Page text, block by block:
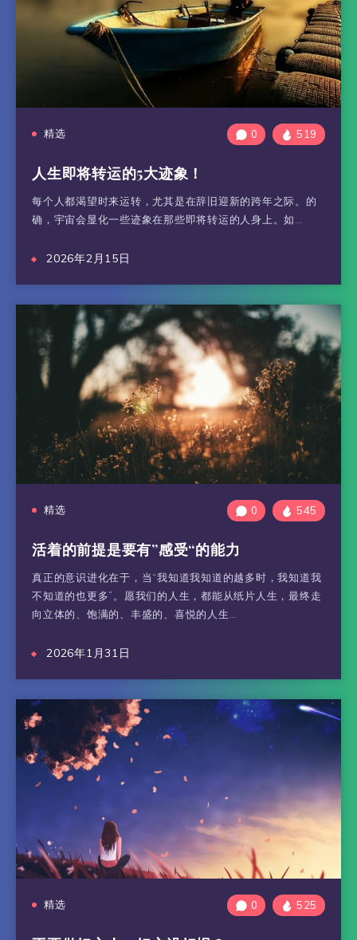
精选 0 519
人生即将转运的5大迹象！
每个人都渴望时来运转，尤其是在辞旧迎新的跨年之际。的
确，宇宙会显化一些迹象在那些即将转运的人身上。如…
2026年2月15日
精选 0 545
活着的前提是要有”感受“的能力
真正的意识进化在于，当“我知道我知道的越多时，我知道我
不知道的也更多”。愿我们的人生，都能从纸片人生，最终走
向立体的、饱满的、丰盛的、喜悦的人生…
2026年1月31日
精选 0 525